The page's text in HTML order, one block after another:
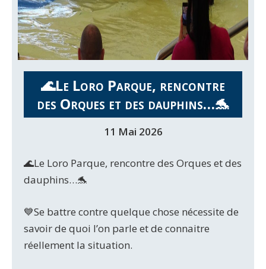
🌊Le Loro Parque, rencontre
des Orques et des dauphins…🐬
11 Mai 2026
🌊Le Loro Parque, rencontre des Orques et des
dauphins…🐬
💙Se battre contre quelque chose nécessite de
savoir de quoi l’on parle et de connaitre
réellement la situation.